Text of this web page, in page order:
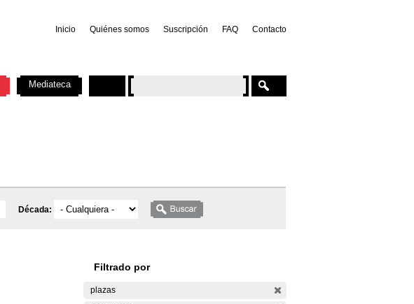
Inicio Quiénes somos Suscripción FAQ Contacto
Década:
Filtrado por
plazas
Mediateca